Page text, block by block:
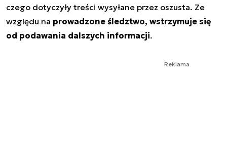
czego dotyczyły treści wysyłane przez oszusta. Ze
względu na prowadzone śledztwo, wstrzymuje się
od podawania dalszych informacji.
Reklama